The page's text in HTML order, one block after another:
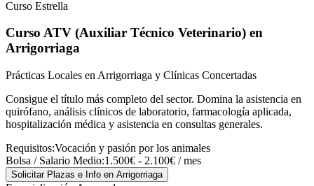
Curso Estrella
Curso ATV (Auxiliar Técnico Veterinario) en
Arrigorriaga
Prácticas Locales en Arrigorriaga y Clínicas Concertadas
Consigue el título más completo del sector. Domina la asistencia en
quirófano, análisis clínicos de laboratorio, farmacología aplicada,
hospitalización médica y asistencia en consultas generales.
Requisitos:Vocación y pasión por los animales
Bolsa / Salario Medio:1.500€ - 2.100€ / mes
Solicitar Plazas e Info en Arrigorriaga